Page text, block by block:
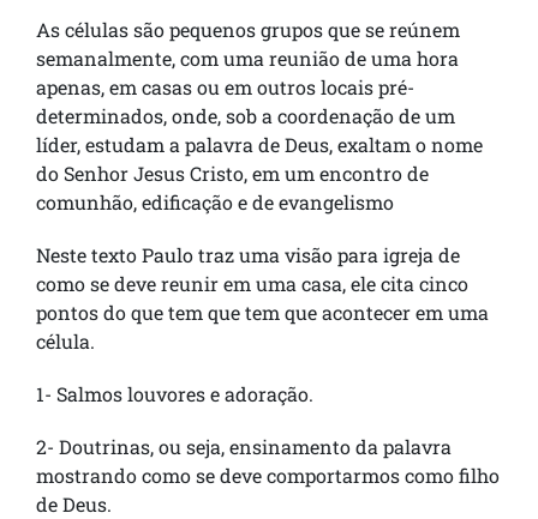
As células são pequenos grupos que se reúnem
semanalmente, com uma reunião de uma hora
apenas, em casas ou em outros locais pré-
determinados, onde, sob a coordenação de um
líder, estudam a palavra de Deus, exaltam o nome
do Senhor Jesus Cristo, em um encontro de
comunhão, edificação e de evangelismo
Neste texto Paulo traz uma visão para igreja de
como se deve reunir em uma casa, ele cita cinco
pontos do que tem que tem que acontecer em uma
célula.
1- Salmos louvores e adoração.
2- Doutrinas, ou seja, ensinamento da palavra
mostrando como se deve comportarmos como filho
de Deus.